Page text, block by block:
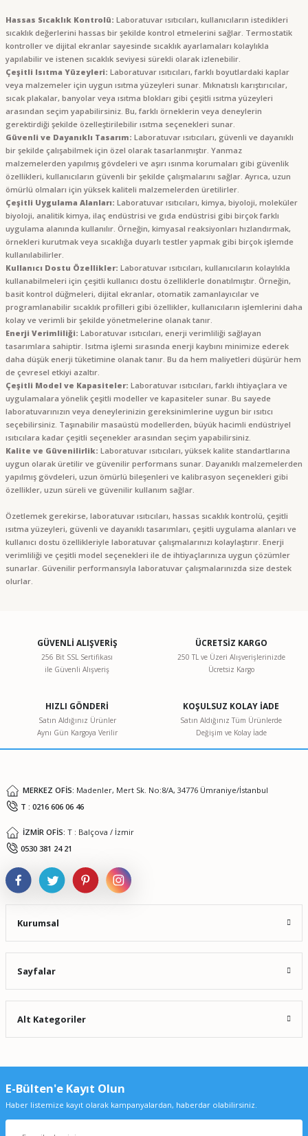
Hassas Sıcaklık Kontrolü: Laboratuvar ısıtıcıları, kullanıcıların istedikleri
sıcaklık değerlerini hassas bir şekilde kontrol etmelerini sağlar. Termostatik
kontroller ve dijital ekranlar sayesinde sıcaklık ayarlamaları kolaylıkla
yapılabilir ve istenen sıcaklık seviyesi sürekli olarak izlenebilir.
Çeşitli Isıtma Yüzeyleri: Laboratuvar ısıtıcıları, farklı boyutlardaki kaplar
veya malzemeler için uygun ısıtma yüzeyleri sunar. Mıknatıslı karıştırıcılar,
sıcak plakalar, banyolar veya ısıtma blokları gibi çeşitli ısıtma yüzeyleri
arasından seçim yapabilirsiniz. Bu, farklı örneklerin veya deneylerin
gerektirdiği şekilde özelleştirilebilir ısıtma seçenekleri sunar.
Güvenli ve Dayanıklı Tasarım: Laboratuvar ısıtıcıları, güvenli ve dayanıklı
bir şekilde çalışabilmek için özel olarak tasarlanmıştır. Yanmaz
malzemelerden yapılmış gövdeleri ve aşırı ısınma korumaları gibi güvenlik
özellikleri, kullanıcıların güvenli bir şekilde çalışmalarını sağlar. Ayrıca, uzun
ömürlü olmaları için yüksek kaliteli malzemelerden üretilirler.
Çeşitli Uygulama Alanları: Laboratuvar ısıtıcıları, kimya, biyoloji, moleküler
biyoloji, analitik kimya, ilaç endüstrisi ve gıda endüstrisi gibi birçok farklı
uygulama alanında kullanılır. Örneğin, kimyasal reaksiyonları hızlandırmak,
örnekleri kurutmak veya sıcaklığa duyarlı testler yapmak gibi birçok işlemde
kullanılabilirler.
Kullanıcı Dostu Özellikler: Laboratuvar ısıtıcıları, kullanıcıların kolaylıkla
kullanabilmeleri için çeşitli kullanıcı dostu özelliklerle donatılmıştır. Örneğin,
basit kontrol düğmeleri, dijital ekranlar, otomatik zamanlayıcılar ve
programlanabilir sıcaklık profilleri gibi özellikler, kullanıcıların işlemlerini daha
kolay ve verimli bir şekilde yönetmelerine olanak tanır.
Enerji Verimliliği: Laboratuvar ısıtıcıları, enerji verimliliği sağlayan
tasarımlara sahiptir. Isıtma işlemi sırasında enerji kaybını minimize ederek
daha düşük enerji tüketimine olanak tanır. Bu da hem maliyetleri düşürür hem
de çevresel etkiyi azaltır.
Çeşitli Model ve Kapasiteler: Laboratuvar ısıtıcıları, farklı ihtiyaçlara ve
uygulamalara yönelik çeşitli modeller ve kapasiteler sunar. Bu sayede
laboratuvarınızın veya deneylerinizin gereksinimlerine uygun bir ısıtıcı
seçebilirsiniz. Taşınabilir masaüstü modellerden, büyük hacimli endüstriyel
ısıtıcılara kadar çeşitli seçenekler arasından seçim yapabilirsiniz.
Kalite ve Güvenilirlik: Laboratuvar ısıtıcıları, yüksek kalite standartlarına
uygun olarak üretilir ve güvenilir performans sunar. Dayanıklı malzemelerden
yapılmış gövdeleri, uzun ömürlü bileşenleri ve kalibrasyon seçenekleri gibi
özellikler, uzun süreli ve güvenilir kullanım sağlar.
Özetlemek gerekirse, laboratuvar ısıtıcıları, hassas sıcaklık kontrolü, çeşitli
ısıtma yüzeyleri, güvenli ve dayanıklı tasarımları, çeşitli uygulama alanları ve
kullanıcı dostu özellikleriyle laboratuvar çalışmalarınızı kolaylaştırır. Enerji
verimliliği ve çeşitli model seçenekleri ile de ihtiyaçlarınıza uygun çözümler
sunarlar. Güvenilir performansıyla laboratuvar çalışmalarınızda size destek
olurlar.
GÜVENLİ ALIŞVERİŞ
256 Bit SSL Sertifikası
ile Güvenli Alışveriş
ÜCRETSİZ KARGO
250 TL ve Üzeri Alışverişlerinizde
Ücretsiz Kargo
HIZLI GÖNDERİ
Satın Aldığınız Ürünler
Aynı Gün Kargoya Verilir
KOŞULSUZ KOLAY İADE
Satın Aldığınız Tüm Ürünlerde
Değişim ve Kolay İade
MERKEZ OFİS: Madenler, Mert Sk. No:8/A, 34776 Ümraniye/İstanbul
T : 0216 606 06 46
İZMİR OFİS: T : Balçova / İzmir
0530 381 24 21
Kurumsal
Sayfalar
Alt Kategoriler
E-Bülten'e Kayıt Olun
Haber listemize kayıt olarak kampanyalardan, haberdar olabilirsiniz.